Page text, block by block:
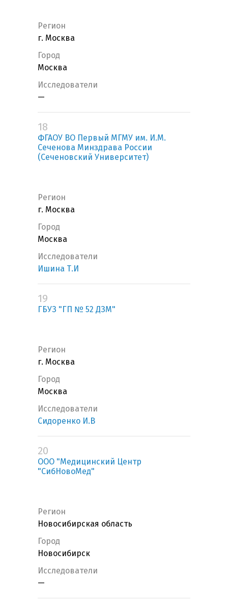
Регион
г. Москва
Город
Москва
Исследователи
—
18
ФГАОУ ВО Первый МГМУ им. И.М.
Сеченова Минздрава России
(Сеченовский Университет)
Регион
г. Москва
Город
Москва
Исследователи
Ишина Т.И
19
ГБУЗ "ГП № 52 ДЗМ"
Регион
г. Москва
Город
Москва
Исследователи
Сидоренко И.В
20
ООО "Медицинский Центр
"СибНовоМед"
Регион
Новосибирская область
Город
Новосибирск
Исследователи
—